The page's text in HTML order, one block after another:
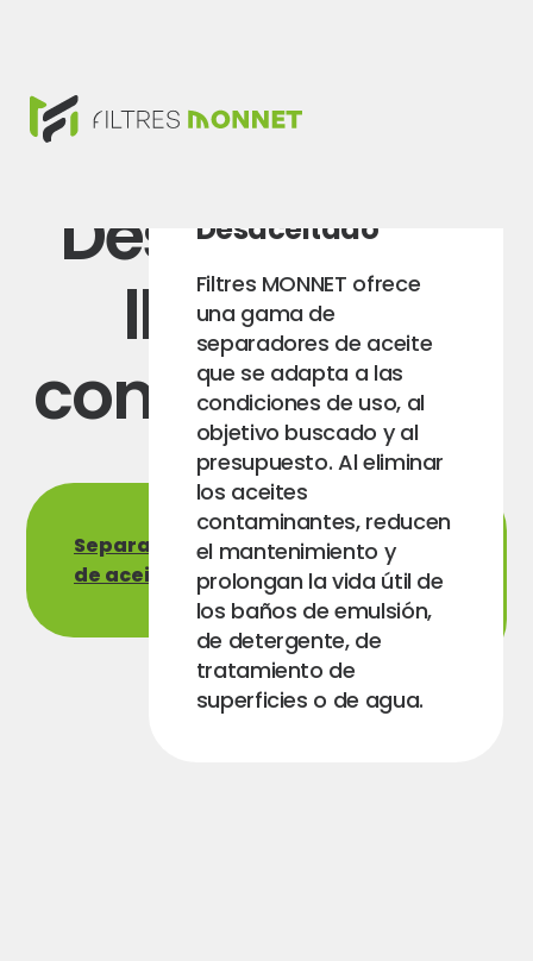
Desaceitado,
llenado y
concentración
Separador
de aceite
Llenado y
control de
emulsiones
Desaceitado
Filtres MONNET ofrece
una gama de
separadores de aceite
que se adapta a las
condiciones de uso, al
objetivo buscado y al
presupuesto. Al eliminar
los aceites
contaminantes, reducen
el mantenimiento y
prolongan la vida útil de
los baños de emulsión,
de detergente, de
tratamiento de
superficies o de agua.